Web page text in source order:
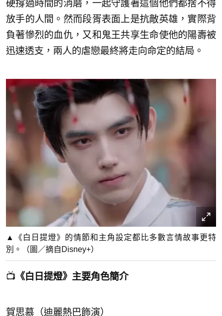
硬撐過時間的消磨，一起守護著這個他們都捨不得
放手的人間。然而段胥表面上是抗敵英雄，實際背
負著慘烈的血仇，又和鬼王共享生命使他的陽壽被
迅速透支，兩人的虐戀最終將走向命定的結局。
▲《白日提燈》的情節和主角設定都比多數言情故事更特
別。（圖／摘自Disney+）
📺 《白日提燈》主要角色簡介
賀思慕（迪麗熱巴飾演）